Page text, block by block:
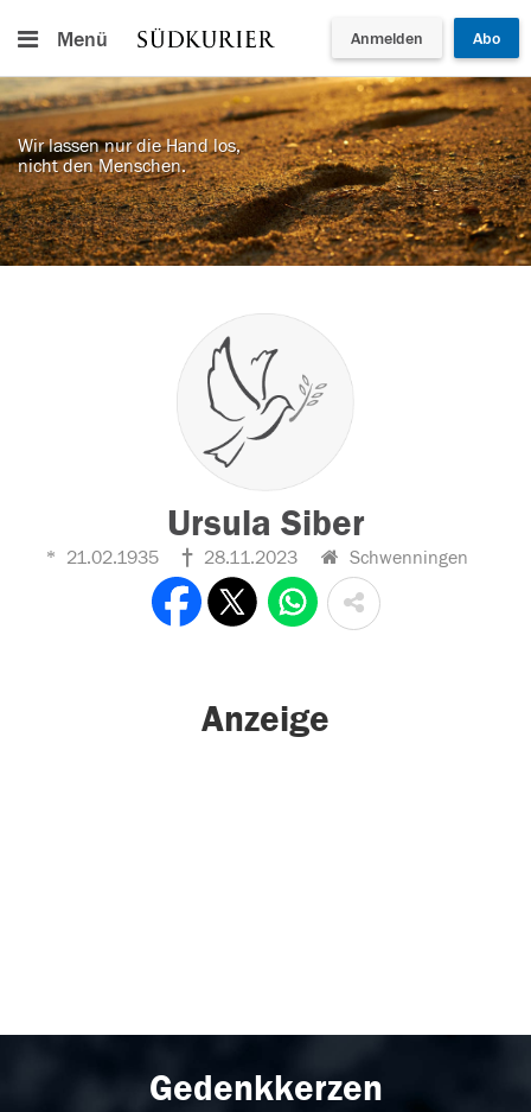
Menü Anmelden Abo
Wir lassen nur die Hand los,
nicht den Menschen.
Ursula Siber
21.02.1935 28.11.2023 Schwenningen
Anzeige
Gedenkkerzen